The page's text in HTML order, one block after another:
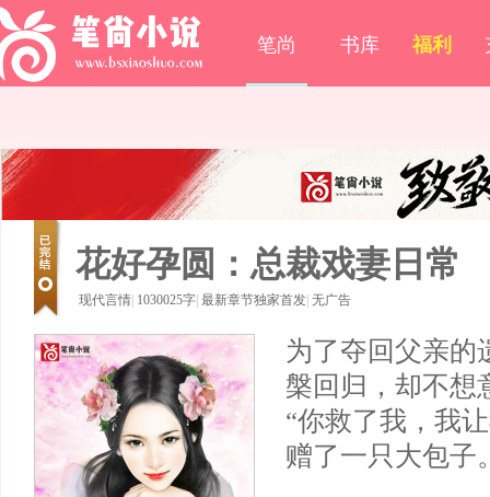
笔尚 书库 福利
花好孕圆：总裁戏妻日常
现代言情 1030025字 最新章节独家首发 无广告
为了夺回父亲的
槃回归，却不想
“你救了我，我
赠了一只大包子